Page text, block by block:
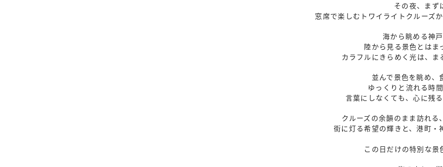
その夜、まず
窓席で楽しむトワイライトクルーズ
海から眺める神
陸から見る景色とはま
カラフルにきらめく光は、
並んで景色を眺め、
ゆっくりと流れる時
言葉にしなくても、心に残
クルーズの余韻のまま訪れ
街に灯る希望の輝きと、港町
この日だけの特別な景